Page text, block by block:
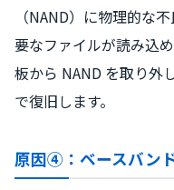
（NAND）に物理的な
要なファイルが読み込
板から NAND を取り外
で復旧します。
原因④：ベースバン